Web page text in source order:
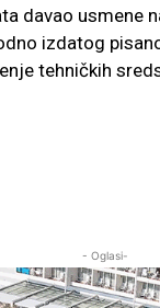
davao usmene
izdatog
tehničkih
- Oglasi-